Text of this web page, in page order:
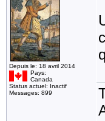
Depuis le: 18 avril 2014
Pays:
Canada
Status actuel: Inactif
Messages: 899